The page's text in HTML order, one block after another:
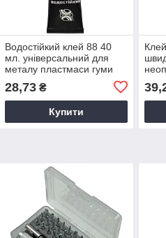
Водостійкий клей 88 40
мл. універсальний для
металу пластмаси гуми
28,73₴
Купити